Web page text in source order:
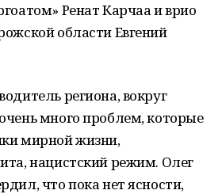
Ренат Карчаа и врио
области Евгений
региона, вокруг
много проблем, которые
мирной жизни,
нацистский режим. Олег
что пока нет ясности,